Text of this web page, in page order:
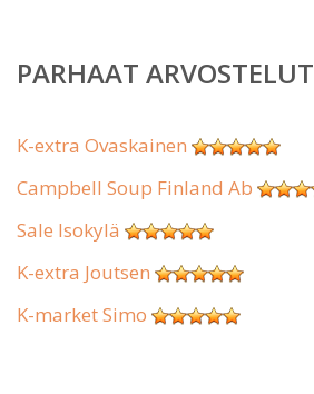
PARHAAT ARVOSTELUT
K-extra Ovaskainen
Campbell Soup Finland Ab
Sale Isokylä
K-extra Joutsen
K-market Simo